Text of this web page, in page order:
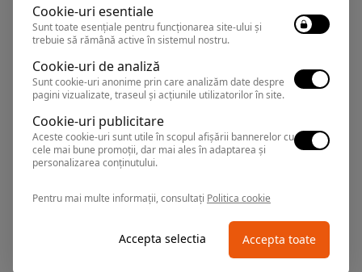
Venus,
Rezervari si informatii
hotelurile denumite preponderant cu nume feminine.
apropiere dar si festivaluri si concerte live precum
binecunoscutul concert Europa FM Live pe plaja, fac din
Cookie-uri esentiale
Sunt toate esențiale pentru funcționarea site-ului și
trebuie să rămână active în sistemul nostru.
Cookie-uri de analiză
Sunt cookie-uri anonime prin care analizăm date despre
pagini vizualizate, traseul și acțiunile utilizatorilor în site.
Cookie-uri publicitare
Aceste cookie-uri sunt utile în scopul afișării bannerelor cu
cele mai bune promoții, dar mai ales în adaptarea și
personalizarea conținutului.
Pentru mai multe informații, consultați Politica cookie
Accepta selectia Accepta toate